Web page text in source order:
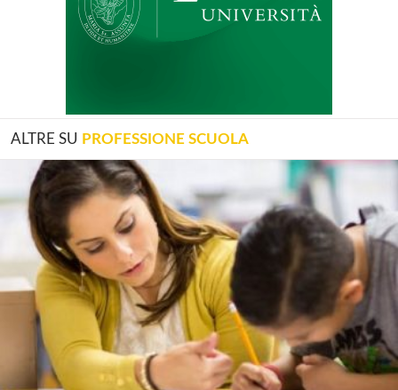
ALTRE SU PROFESSIONE SCUOLA